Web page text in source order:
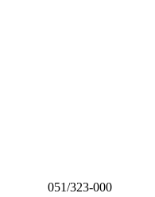
051/323-000